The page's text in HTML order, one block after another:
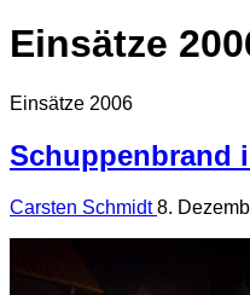
Einsätze
Einsätze 2006
Schuppenbrand
Carsten Schmidt8.